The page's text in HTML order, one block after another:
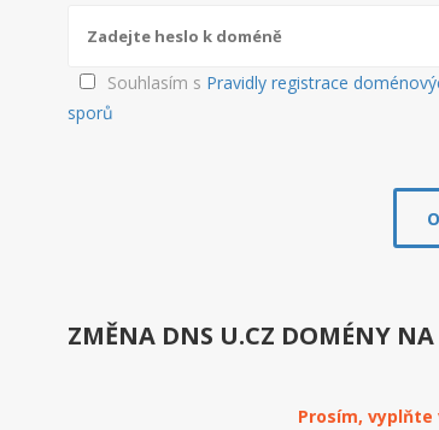
Souhlasím s Pravidly registrace
sporů
ZMĚNA DNS U.CZ DOMÉNY
Prosím, vyplňte